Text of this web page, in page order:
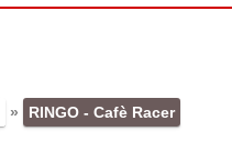
» RINGO - Cafè Racer